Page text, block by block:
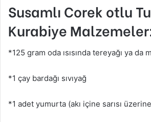
Susamlı Corek otlu
Kurabiye
*125 gram oda ısısında tereyağı ya da
*1 çay bardağı sıvıyağ
*1 adet yumurta (akı içine sarısı